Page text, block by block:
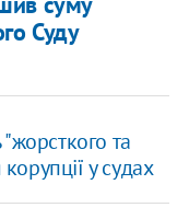
Суду
та
у судах